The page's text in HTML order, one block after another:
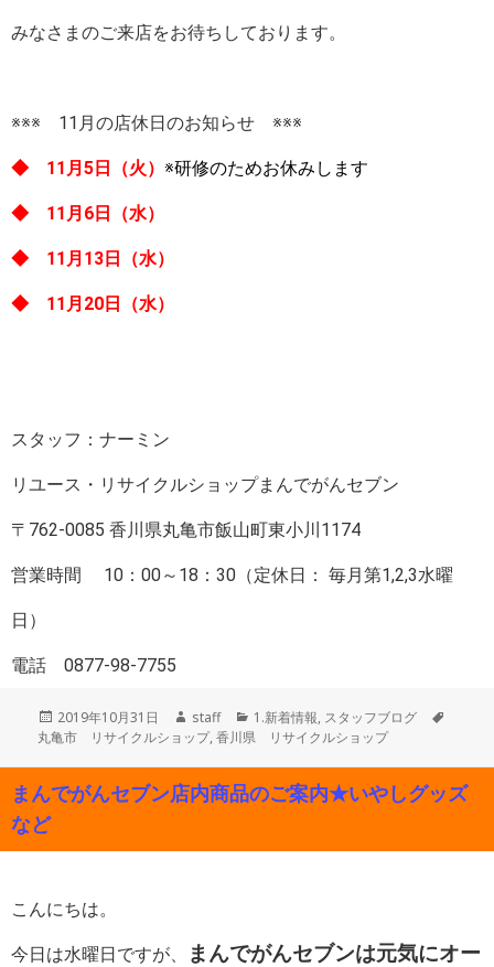
みなさまのご来店をお待ちしております。
※※※ 11月の店休日のお知らせ ※※※
◆ 11月5日（火） ※研修のためお休みします
◆ 11月6日（水）
◆ 11月13日（水）
◆ 11月20日（水）
スタッフ：ナーミン
リユース・リサイクルショップまんでがんセブン
〒762-0085 香川県丸亀市飯山町東小川1174
営業時間 10：00～18：30（定休日： 毎月第1,2,3水曜
日）
電話 0877-98-7755
投
稿
2019年10月31日
作
成
staff
カ
テ
ー
1.新着情報, スタッフブログ
丸亀市 リサイクルショップ,香川県 リサイクルショップ
まんでがんセブン店内商品のご案内★いやしグッズ
など
こんにちは。
今日は水曜日ですが、
まんでがんセブンは元気にオー